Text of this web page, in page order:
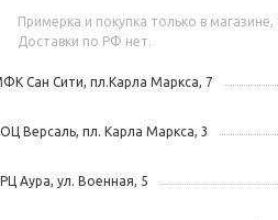
Примерка и покупка только в магазине,
Доставки по РФ нет.
Сан Сити, пл.Карла Маркса, 7
Версаль, пл. Карла Маркса, 3
Аура, ул. Военная, 5